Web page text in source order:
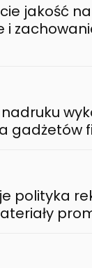
jakość
i
gadżetów
polityka